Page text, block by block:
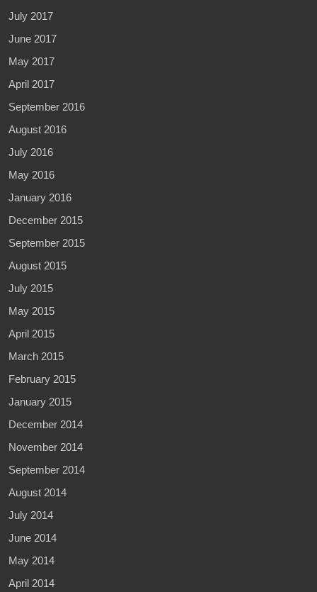
July 2017
June 2017
May 2017
April 2017
September 2016
August 2016
July 2016
May 2016
January 2016
December 2015
September 2015
August 2015
July 2015
May 2015
April 2015
March 2015
February 2015
January 2015
December 2014
November 2014
September 2014
August 2014
July 2014
June 2014
May 2014
April 2014